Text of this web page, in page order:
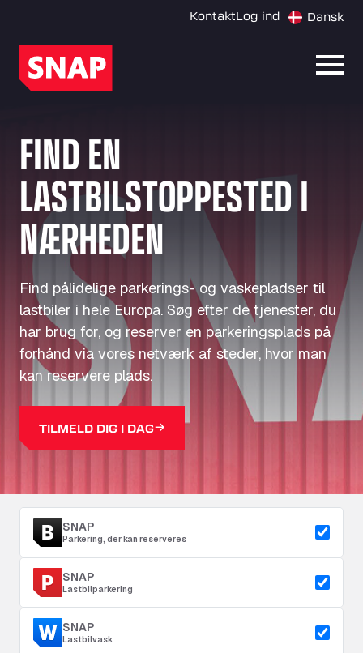
KontaktLog ind Dansk
FIND EN
LASTBILSTOPPESTED I
NÆRHEDEN
Find pålidelige parkerings- og vaskepladser til
lastbiler i hele Europa. Søg efter de tjenester, du
har brug for, og reserver en parkeringsplads på
forhånd via vores netværk af steder, hvor man
kan reservere plads.
TILMELD DIG I DAG
SNAP
Parkering, der kan reserveres
SNAP
Lastbilparkering
SNAP
Lastbilvask